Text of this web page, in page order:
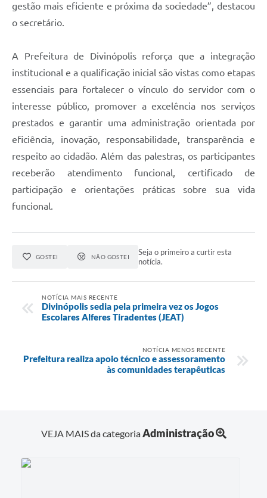
gestão mais eficiente e próxima da sociedade”, destacou
o secretário.
A Prefeitura de Divinópolis reforça que a integração
institucional e a qualificação inicial são vistas como etapas
essenciais para fortalecer o vínculo do servidor com o
interesse público, promover a excelência nos serviços
prestados e garantir uma administração orientada por
eficiência, inovação, responsabilidade, transparência e
respeito ao cidadão. Além das palestras, os participantes
receberão atendimento funcional, certificado de
participação e orientações práticas sobre sua vida
funcional.
GOSTEI NÃO GOSTEI
Seja o primeiro a curtir esta
notícia.
NOTÍCIA MAIS RECENTE
Divinópolis sedia pela primeira vez os Jogos
Escolares Alferes Tiradentes (JEAT)
NOTÍCIA MENOS RECENTE
Prefeitura realiza apoio técnico e assessoramento
às comunidades terapêuticas
VEJA MAIS da categoriaAdministração